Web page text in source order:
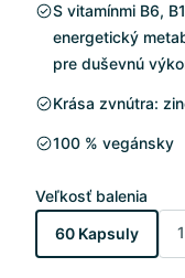
S vitamínmi B6,
energetický
pre duševnú
Krása zvnútra:
100 % vegánsky
Veľkosť balenia
60 Kapsuly